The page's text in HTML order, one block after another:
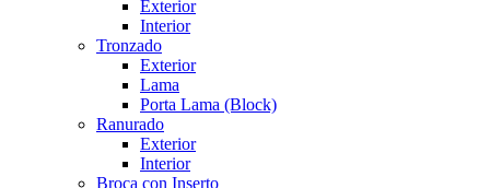
Exterior
Interior
Tronzado
Exterior
Lama
Porta Lama (Block)
Ranurado
Exterior
Interior
Broca con Inserto